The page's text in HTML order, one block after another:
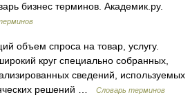
бизнес терминов. Академик.ру.
объем спроса на товар, услугу.
круг специально собранных,
сведений, используемых
решений …
Словарь терминов